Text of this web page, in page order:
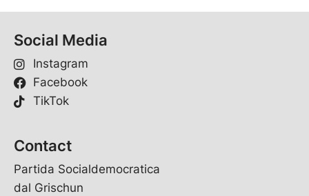
Social Media
Instagram
Facebook
TikTok
Contact
Partida Socialdemocratica
dal Grischun